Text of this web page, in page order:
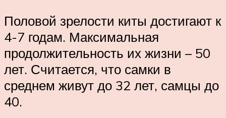
Половой зрелости киты достигают к
4-7 годам. Максимальная
продолжительность их жизни – 50
лет. Считается, что самки в
среднем живут до 32 лет, самцы до
40.